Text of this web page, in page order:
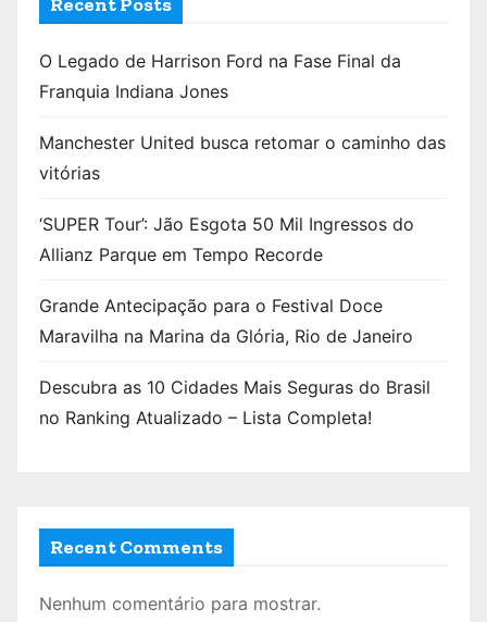
O Legado de Harrison Ford na Fase Final da
Franquia Indiana Jones
Manchester United busca retomar o caminho das
vitórias
‘SUPER Tour’: Jão Esgota 50 Mil Ingressos do
Allianz Parque em Tempo Recorde
Grande Antecipação para o Festival Doce
Maravilha na Marina da Glória, Rio de Janeiro
Descubra as 10 Cidades Mais Seguras do Brasil
no Ranking Atualizado – Lista Completa!
Recent Comments
Nenhum comentário para mostrar.